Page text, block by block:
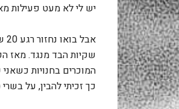
יש לי לא מעט פעילות
שקיות הבד מנגד. מאז
המוכרים בחנויות
כך זכיתי להבין, על